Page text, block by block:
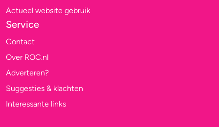
Actueel website gebruik
Service
Contact
Over ROC.nl
Adverteren?
Suggesties & klachten
Interessante links